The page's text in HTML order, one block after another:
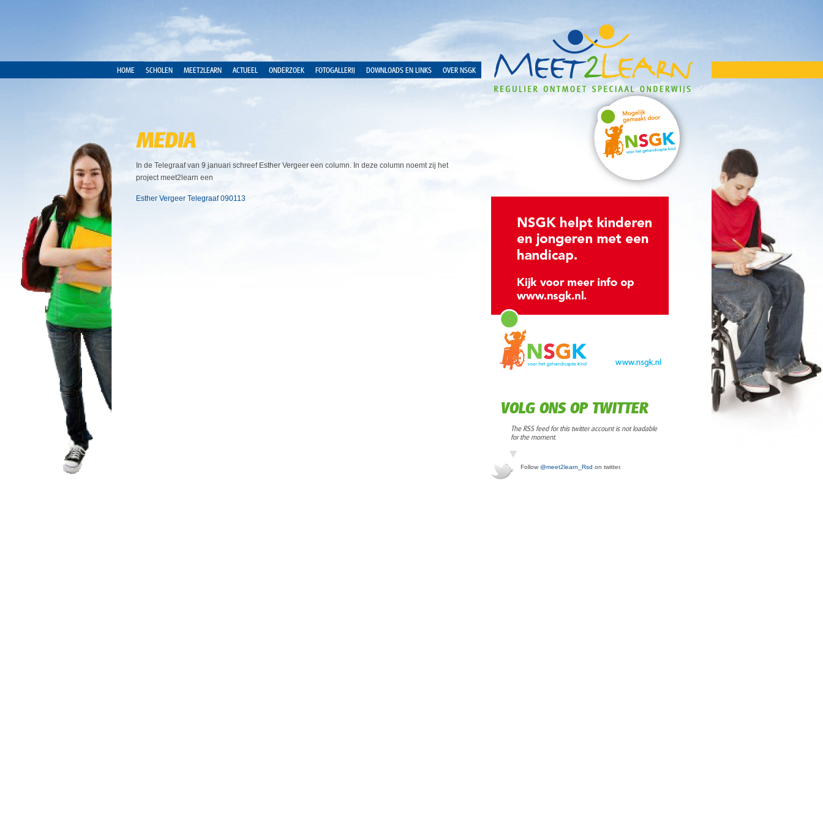
HOME SCHOLEN MEET2LEARN ACTUEEL ONDERZOEK FOTOGALLERIJ DOWNLOADS EN LINKS OVER NSGK
MEDIA
In de Telegraaf van 9 januari schreef Esther Vergeer een column. In deze column noemt zij het
project meet2learn een
Esther Vergeer Telegraaf 090113
VOLG ONS OP TWITTER
The RSS feed for this twitter account is not loadable
for the moment.
Follow @meet2learn_Rsd on twitter.